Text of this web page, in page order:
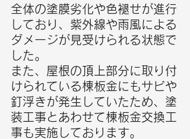
全体の塗膜劣化や色褪せが進行
しており、紫外線や雨風による
ダメージが見受けられる状態で
した。
また、屋根の頂上部分に取り付
けられている棟板金にもサビや
釘浮きが発生していたため、塗
装工事とあわせて棟板金交換工
事も実施しております。